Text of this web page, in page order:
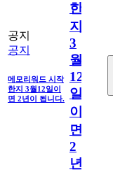
공지
공지
메모리워드 시작
한지 3월12일이
면 2년이 됩니다.
한
지
3
월
12
일
이
면
2
년